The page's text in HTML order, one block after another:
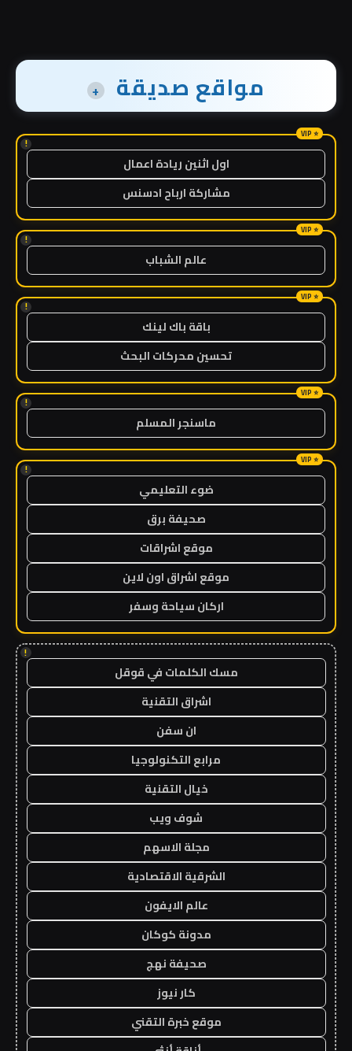
مواقع صديقة +
!
اول اثنين ريادة اعمال
مشاركة ارباح ادسنس
!
عالم الشباب
!
باقة باك لينك
تحسين محركات البحث
!
ماسنجر المسلم
!
ضوء التعليمي
صحيفة برق
موقع اشراقات
موقع اشراق اون لاين
اركان سياحة وسفر
!
مسك الكلمات في قوقل
اشراق التقنية
ان سفن
مرابع التكنولوجيا
خيال التقنية
شوف ويب
مجلة الاسهم
الشرقية الاقتصادية
عالم الايفون
مدونة كوكان
صحيفة نهج
كار نيوز
موقع خبرة التقني